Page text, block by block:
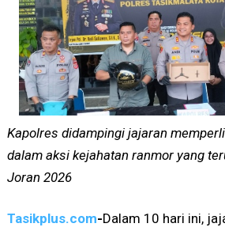
Kapolres didampingi jajaran
dalam aksi kejahatan ranmor yang
Joran 2026
Tasikplus.com-Dalam 10 hari ini,